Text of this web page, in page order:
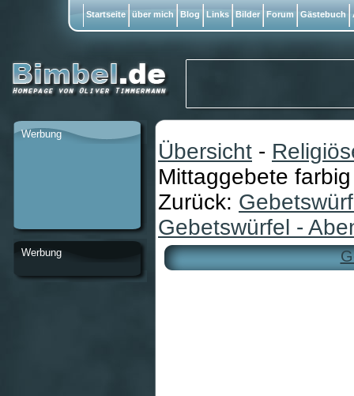
Übersicht -
Mittaggebete farbig
Zurück:
Gebetswürfel -
Werbung
Werbung
Startseite über mich Blog Links Bilder Forum Gästebuch